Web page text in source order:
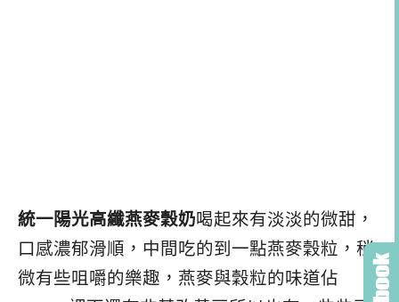
統一陽光高纖燕麥穀奶喝起來有淡淡的微甜，
口感濃郁滑順，中間吃的到一點燕麥穀粒，稍
微有些咀嚼的樂趣，燕麥與穀粒的味道佔